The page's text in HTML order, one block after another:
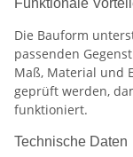
Funktionale
Die Bauform
passenden
Maß, Material und
geprüft werden,
funktioniert.
Technische Daten